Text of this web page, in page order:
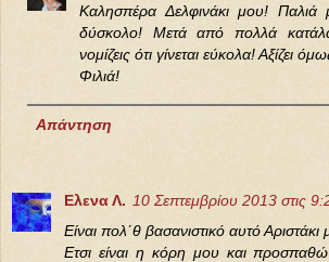
Καλησπέρα Δελφινάκι μου! Παλιά
δύσκολο! Μετά από πολλά
νομίζεις ότι γίνεται εύκολα! Αξίζει
Φιλιά!
Απάντηση
Ελενα Λ. 10 Σεπτεμβρίου 2013 στις
Είναι πολ΄θ βασανιστικό αυτό Αριστάκι
Ετσι είναι η κόρη μου και